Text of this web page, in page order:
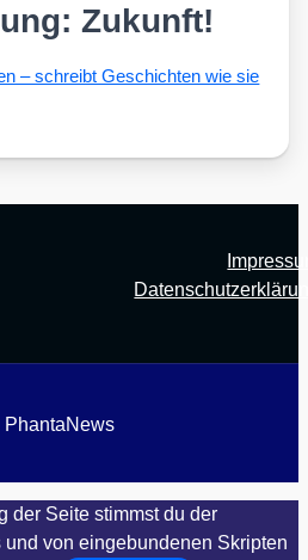
Zukunft!
– schreibt Geschich­ten wie sie
der Seite stimmst du der
von eingebundenen Skripten